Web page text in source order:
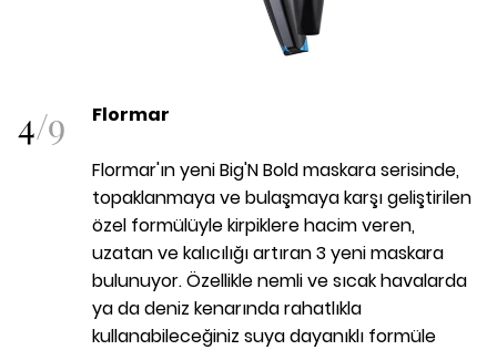
4/9 Flormar
Flormar'ın yeni Big'N Bold maskara serisinde,
topaklanmaya ve bulaşmaya karşı geliştirilen
özel formülüyle kirpiklere hacim veren,
uzatan ve kalıcılığı artıran 3 yeni maskara
bulunuyor. Özellikle nemli ve sıcak havalarda
ya da deniz kenarında rahatlıkla
kullanabileceğiniz suya dayanıklı formüle